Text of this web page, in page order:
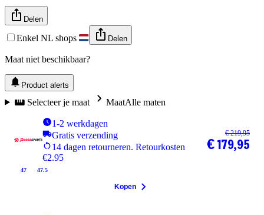
Delen
Enkel NL shops Delen
Maat niet beschikbaar?
Product alerts
Selecteer je maat MaatAlle maten
1-2 werkdagen
Gratis verzending
14 dagen retourneren. Retourkosten
€2.95
47 47.5
€ 219,95
€ 179,95
Kopen